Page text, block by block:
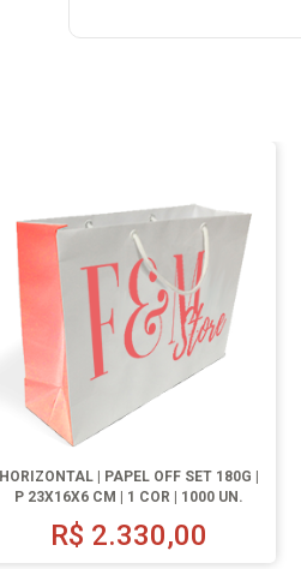
HORIZONTAL | PAPEL OFF SET 180G |
P 23X16X6 CM | 1 COR | 1000 UN.
R$ 2.330,00